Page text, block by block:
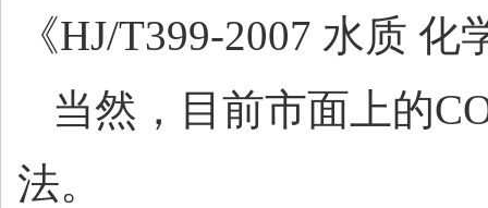
《HJ/T399-2007 水质
当然，目前市面上的
法。